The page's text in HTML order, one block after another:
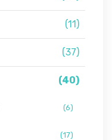
(11)
(37)
(40)
(6)
(17)